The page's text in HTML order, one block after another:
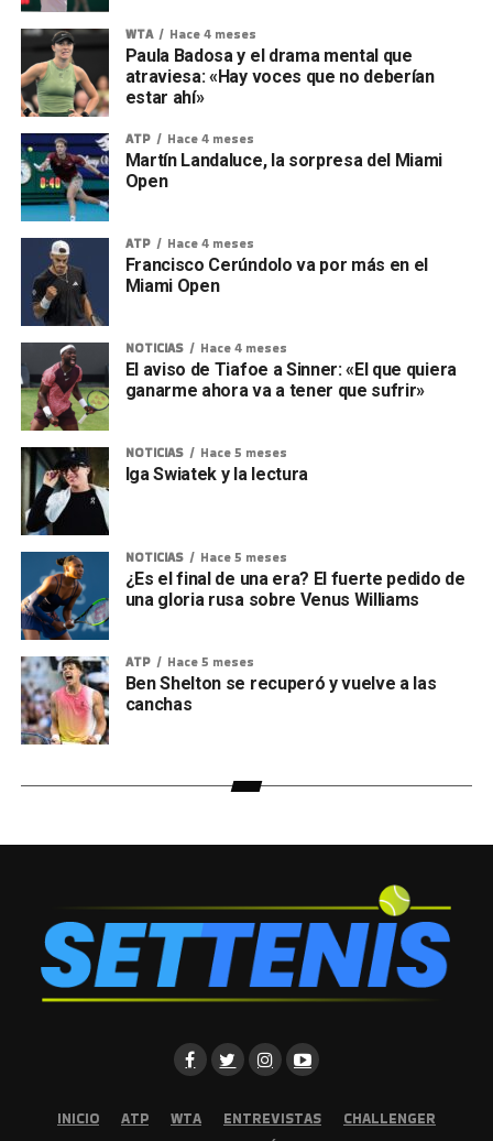
WTA Hace 4 meses
Paula Badosa y el drama mental que
atraviesa: «Hay voces que no deberían
estar ahí»
ATP Hace 4 meses
Martín Landaluce, la sorpresa del Miami
Open
ATP Hace 4 meses
Francisco Cerúndolo va por más en el
Miami Open
NOTICIAS Hace 4 meses
El aviso de Tiafoe a Sinner: «El que quiera
ganarme ahora va a tener que sufrir»
NOTICIAS Hace 5 meses
Iga Swiatek y la lectura
NOTICIAS Hace 5 meses
¿Es el final de una era? El fuerte pedido de
una gloria rusa sobre Venus Williams
ATP Hace 5 meses
Ben Shelton se recuperó y vuelve a las
canchas
INICIO ATP WTA ENTREVISTAS
CHALLENGER